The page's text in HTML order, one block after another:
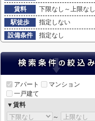
賃料
下限なし～上限なし
駅徒歩
指定しない
設備条件
指定なし
アパート
マンション
一戸建て
▼賃料
～